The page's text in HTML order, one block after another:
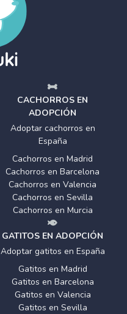
CACHORROS EN
ADOPCIÓN
Adoptar cachorros en
España
Cachorros en Madrid
Cachorros en Barcelona
Cachorros en Valencia
Cachorros en Sevilla
Cachorros en Murcia
GATITOS EN ADOPCIÓN
Adoptar gatitos en España
Gatitos en Madrid
Gatitos en Barcelona
Gatitos en Valencia
Gatitos en Sevilla